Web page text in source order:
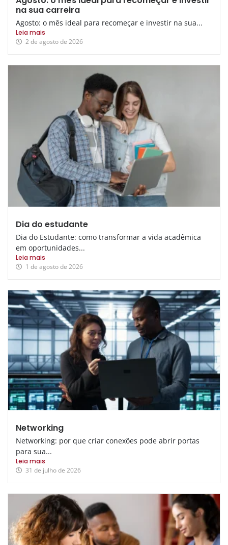
na sua carreira
Agosto: o mês ideal para recomeçar e investir na sua...
Leia mais
2 de agosto de 2026
Dia do estudante
Dia do Estudante: como transformar a vida acadêmica
em oportunidades...
Leia mais
1 de agosto de 2026
Networking
Networking: por que criar conexões pode abrir portas
para sua...
Leia mais
31 de julho de 2026